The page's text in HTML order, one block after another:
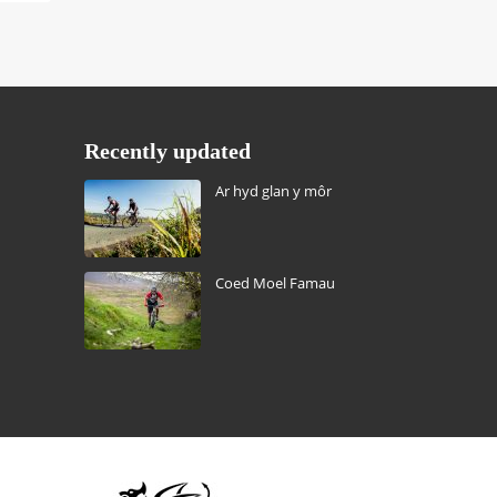
Recently updated
Ar hyd glan y môr
Coed Moel Famau